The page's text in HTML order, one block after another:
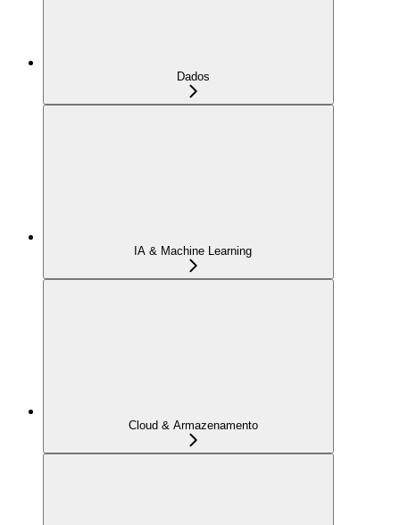
Dados
IA & Machine Learning
Cloud & Armazenamento